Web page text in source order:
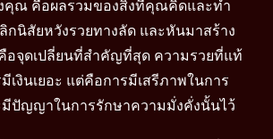
ณ คือผลรวมของสิ่งที่คุณคิดและทำ
กนิสัยหวังรวยทางลัด และหันมาสร้าง
จุดเปลี่ยนที่สำคัญที่สุด ความรวยที่แท้
เงินเยอะ แต่คือการมีเสรีภาพในการ
มีปัญญาในการรักษาความมั่งคั่งนั้นไว้